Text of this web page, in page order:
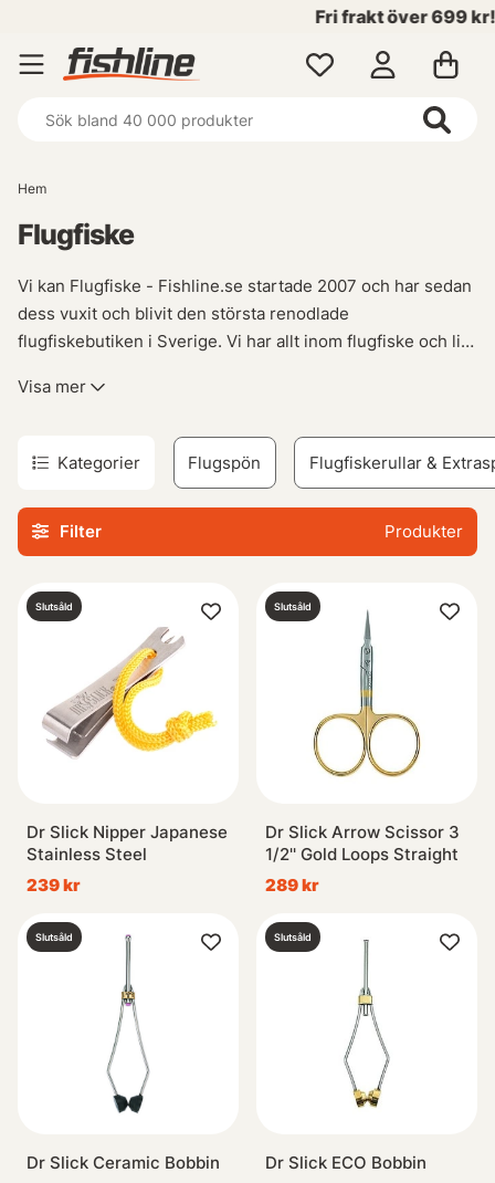
Fri frakt över 699 kr!
Hem
Flugfiske
Vi kan Flugfiske - Fishline.se startade 2007 och har sedan
dess vuxit och blivit den största renodlade
flugfiskebutiken i Sverige. Vi har allt inom flugfiske och lite
flugfiske, Guideline, Scott, Sage, Rio, Vision, Loop, Ross
flugrulle så lovar vi att vi har nåt som passar dig.
När det
kommer till flugfiske så finns det väldigt mycket utrustning
runtom, förutom spö, lina och rulle så behövs det oftast
mer än så, vi har Vadarbyxor, vadarskor, vadarjackor,
flytringar, flugvästar, väskor i alla dessa former mm. Så
även här är vi säkra på att tillgodose dina behov.
förmodan inte hittar det du söker så vill vi naturligtvis lösa
det, kontakta oss då så ska vi göra allt vi kan för att
tillfredsställa ditt önskemål.
Visa mer
Kategorier Flugspön Flugfiskerullar &
Filter Produkter
Slutsåld
Dr Slick Nipper Japanese
Stainless Steel
239 kr
Slutsåld
Dr Slick Arrow Scissor 3
1/2'' Gold Loops Straight
289 kr
Slutsåld
Dr Slick Ceramic Bobbin
Slutsåld
Dr Slick ECO Bobbin